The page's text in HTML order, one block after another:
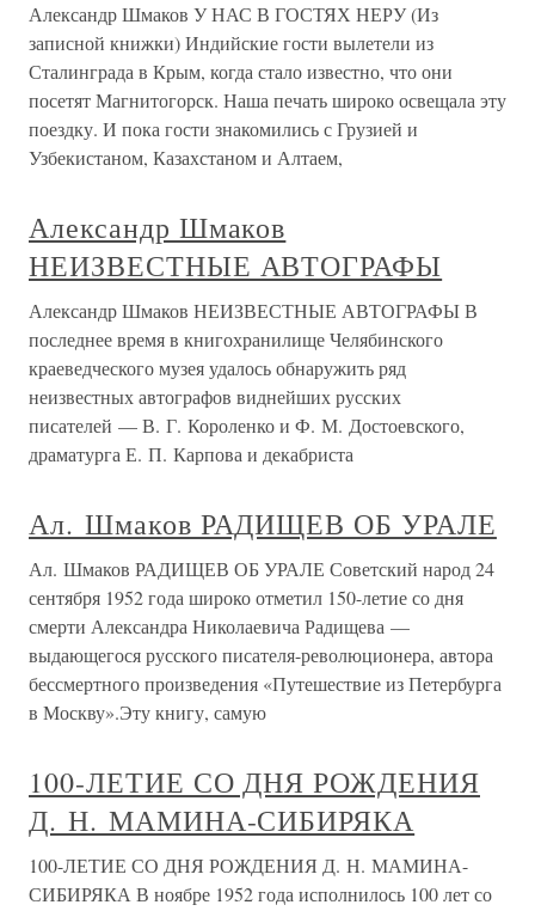
Александр Шмаков У НАС В ГОСТЯХ НЕРУ (Из
записной книжки) Индийские гости вылетели из
Сталинграда в Крым, когда стало известно, что они
посетят Магнитогорск. Наша печать широко освещала эту
поездку. И пока гости знакомились с Грузией и
Узбекистаном, Казахстаном и Алтаем,
Александр Шмаков
НЕИЗВЕСТНЫЕ АВТОГРАФЫ
Александр Шмаков НЕИЗВЕСТНЫЕ АВТОГРАФЫ В
последнее время в книгохранилище Челябинского
краеведческого музея удалось обнаружить ряд
неизвестных автографов виднейших русских
писателей — В. Г. Короленко и Ф. М. Достоевского,
драматурга Е. П. Карпова и декабриста
Ал. Шмаков РАДИЩЕВ ОБ УРАЛЕ
Ал. Шмаков РАДИЩЕВ ОБ УРАЛЕ Советский народ 24
сентября 1952 года широко отметил 150-летие со дня
смерти Александра Николаевича Радищева —
выдающегося русского писателя-революционера, автора
бессмертного произведения «Путешествие из Петербурга
в Москву».Эту книгу, самую
100-ЛЕТИЕ СО ДНЯ РОЖДЕНИЯ
Д. Н. МАМИНА-СИБИРЯКА
100-ЛЕТИЕ СО ДНЯ РОЖДЕНИЯ Д. Н. МАМИНА-
СИБИРЯКА В ноябре 1952 года исполнилось 100 лет со